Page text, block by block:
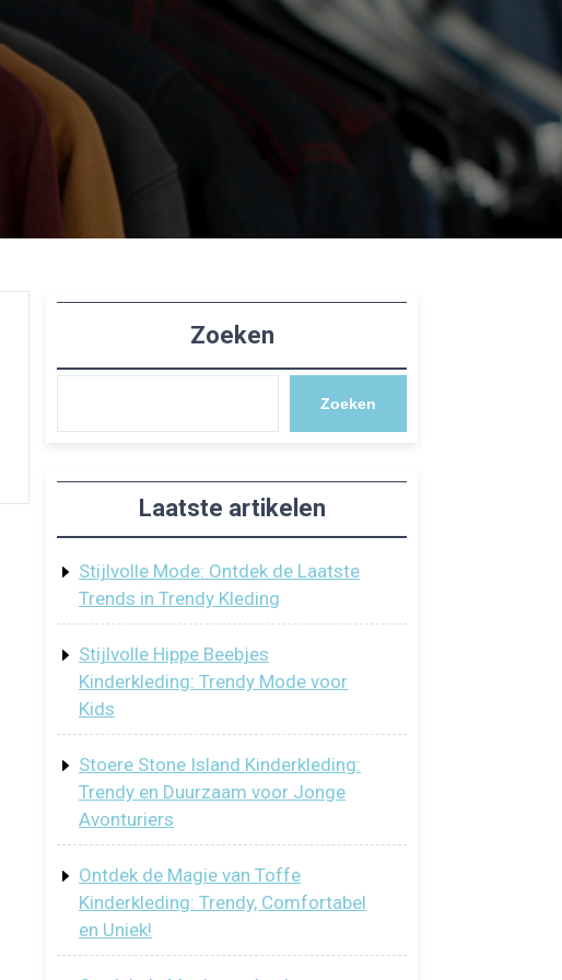
Zoeken
Zoeken
Laatste artikelen
Stijlvolle Mode: Ontdek de Laatste
Trends in Trendy Kleding
Stijlvolle Hippe Beebjes
Kinderkleding: Trendy Mode voor
Kids
Stoere Stone Island Kinderkleding:
Trendy en Duurzaam voor Jonge
Avonturiers
Ontdek de Magie van Toffe
Kinderkleding: Trendy, Comfortabel
en Uniek!